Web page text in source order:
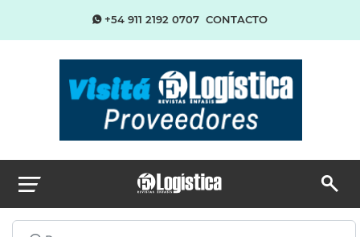
+54 911 2192 0707 CONTACTO